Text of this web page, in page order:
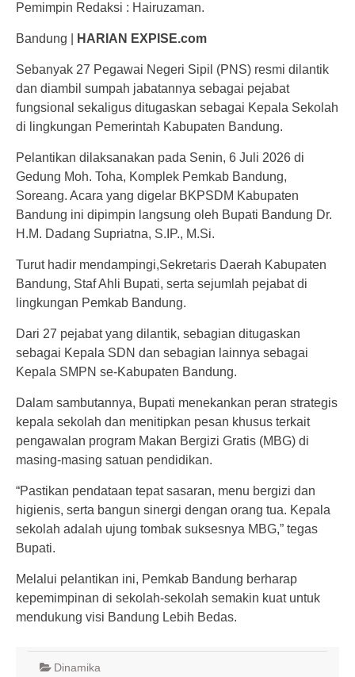
Pemimpin Redaksi : Hairuzaman.
Bandung | HARIAN EXPISE.com
Sebanyak 27 Pegawai Negeri Sipil (PNS) resmi dilantik
dan diambil sumpah jabatannya sebagai pejabat
fungsional sekaligus ditugaskan sebagai Kepala Sekolah
di lingkungan Pemerintah Kabupaten Bandung.
Pelantikan dilaksanakan pada Senin, 6 Juli 2026 di
Gedung Moh. Toha, Komplek Pemkab Bandung,
Soreang. Acara yang digelar BKPSDM Kabupaten
Bandung ini dipimpin langsung oleh Bupati Bandung Dr.
H.M. Dadang Supriatna, S.IP., M.Si.
Turut hadir mendampingi,Sekretaris Daerah Kabupaten
Bandung, Staf Ahli Bupati, serta sejumlah pejabat di
lingkungan Pemkab Bandung.
Dari 27 pejabat yang dilantik, sebagian ditugaskan
sebagai Kepala SDN dan sebagian lainnya sebagai
Kepala SMPN se-Kabupaten Bandung.
Dalam sambutannya, Bupati menekankan peran strategis
kepala sekolah dan menitipkan pesan khusus terkait
pengawalan program Makan Bergizi Gratis (MBG) di
masing-masing satuan pendidikan.
“Pastikan pendataan tepat sasaran, menu bergizi dan
higienis, serta bangun sinergi dengan orang tua. Kepala
sekolah adalah ujung tombak suksesnya MBG,” tegas
Bupati.
Melalui pelantikan ini, Pemkab Bandung berharap
kepemimpinan di sekolah-sekolah semakin kuat untuk
mendukung visi Bandung Lebih Bedas.
Dinamika